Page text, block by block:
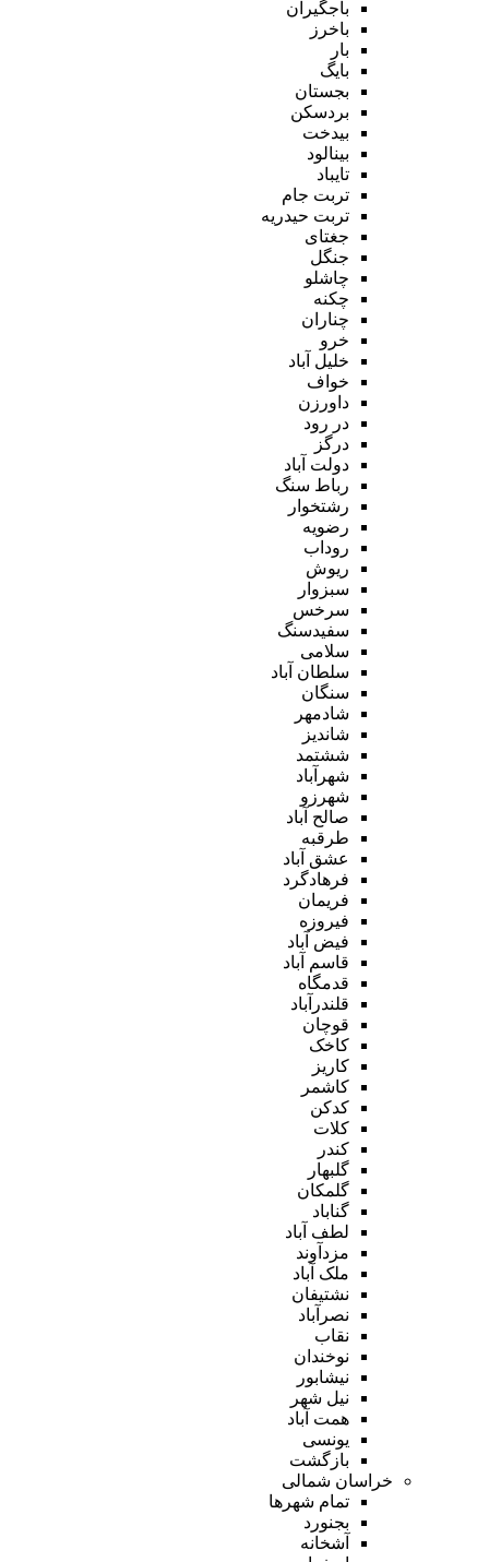
باجگیران
باخرز
بار
بایگ
بجستان
بردسکن
بیدخت
بینالود
تایباد
تربت جام
تربت حیدریه
جغتای
جنگل
چاشلو
چکنه
چناران
خرو
خلیل آباد
خواف
داورزن
در رود
درگز
دولت آباد
رباط سنگ
رشتخوار
رضویه
روداب
ریوش
سبزوار
سرخس
سفیدسنگ
سلامی
سلطان آباد
سنگان
شادمهر
شاندیز
ششتمد
شهرآباد
شهرزو
صالح آباد
طرقبه
عشق آباد
فرهادگرد
فریمان
فیروزه
فیض آباد
قاسم آباد
قدمگاه
قلندرآباد
قوچان
کاخک
کاریز
کاشمر
کدکن
کلات
کندر
گلبهار
گلمکان
گناباد
لطف آباد
مزدآوند
ملک آباد
نشتیفان
نصرآباد
نقاب
نوخندان
نیشابور
نیل شهر
همت آباد
یونسی
بازگشت
خراسان شمالی
تمام شهر‌ها
بجنورد
آشخانه